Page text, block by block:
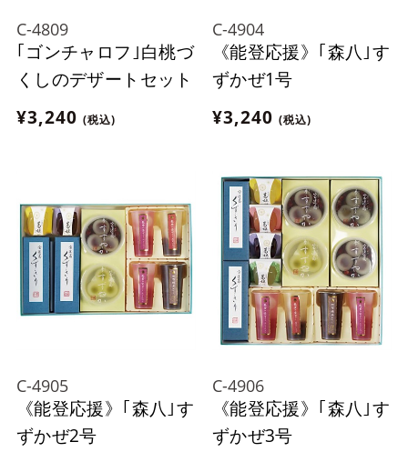
C-4809
｢ゴンチャロフ｣白桃づ
くしのデザートセット
¥3,240 (税込)
C-4904
《能登応援》｢森八｣す
ずかぜ1号
¥3,240 (税込)
C-4905
《能登応援》｢森八｣す
ずかぜ2号
C-4906
《能登応援》｢森八｣す
ずかぜ3号